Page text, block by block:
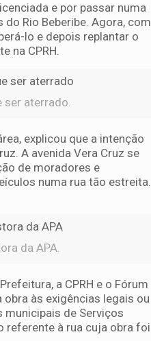
e por passar numa
Rio Beberibe. Agora, com
lo e depois replantar o
na CPRH.
ser aterrado.
explicou que a intenção
A avenida Vera Cruz se
de moradores e
numa rua tão estreita.
da APA.
a CPRH e o Fórum
às exigências legais ou
municipais de Serviços
referente à rua cuja obra foi